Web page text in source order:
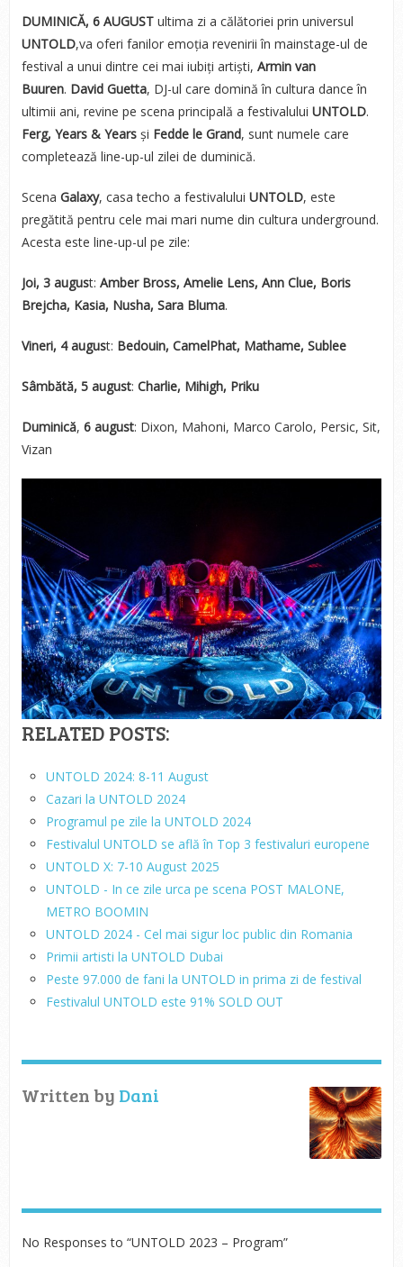
DUMINICĂ, 6 AUGUSTultima zi a călătoriei prin universul
UNTOLD,va oferi fanilor emoția revenirii în mainstage-ul de
festival a unui dintre cei mai iubiți artiști, Armin van
Buuren. David Guetta, DJ-ul care domină în cultura dance în
ultimii ani, revine pe scena principală a festivalului UNTOLD.
Ferg, Years & Yearsși Fedde le Grand, sunt numele care
completează line-up-ul zilei de duminică.
Scena Galaxy, casa techo a festivalului UNTOLD, este
pregătită pentru cele mai mari nume din cultura underground.
Acesta este line-up-ul pe zile:
Joi, 3 august: Amber Bross, Amelie Lens, Ann Clue, Boris
Brejcha, Kasia, Nusha, Sara Bluma.
Vineri, 4 august: Bedouin, CamelPhat, Mathame, Sublee
Sâmbătă, 5 august: Charlie, Mihigh, Priku
Duminică, 6 august: Dixon, Mahoni, Marco Carolo, Persic, Sit,
Vizan
RELATED POSTS:
UNTOLD 2024: 8-11 August
Cazari la UNTOLD 2024
Programul pe zile la UNTOLD 2024
Festivalul UNTOLD se află în Top 3 festivaluri europene
UNTOLD X: 7-10 August 2025
UNTOLD - In ce zile urca pe scena POST MALONE,
METRO BOOMIN
UNTOLD 2024 - Cel mai sigur loc public din Romania
Primii artisti la UNTOLD Dubai
Peste 97.000 de fani la UNTOLD in prima zi de festival
Festivalul UNTOLD este 91% SOLD OUT
Written by Dani
No Responses to “UNTOLD 2023 – Program”